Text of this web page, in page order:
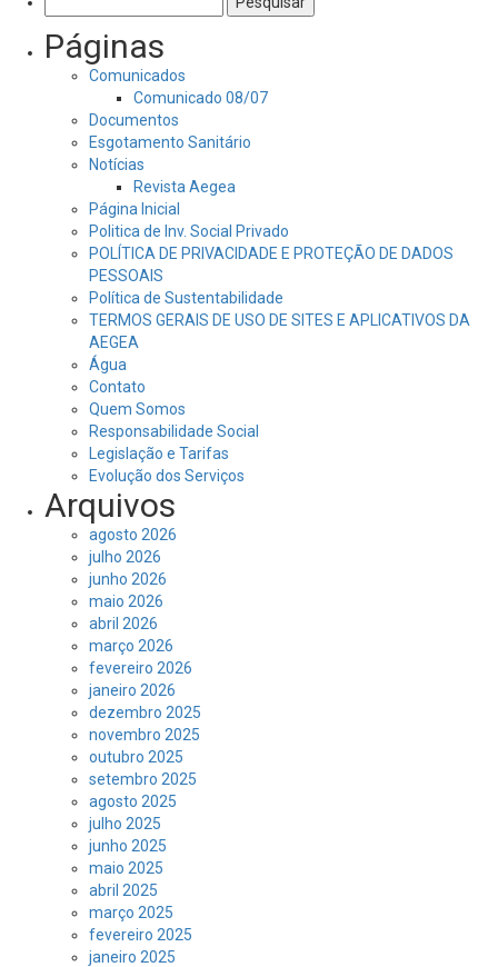
por:
Páginas
Comunicados
Comunicado 08/07
Documentos
Esgotamento Sanitário
Notícias
Revista Aegea
Página Inicial
Politica de Inv. Social Privado
POLÍTICA DE PRIVACIDADE E PROTEÇÃO DE DADOS
PESSOAIS
Política de Sustentabilidade
TERMOS GERAIS DE USO DE SITES E APLICATIVOS DA
AEGEA
Água
Contato
Quem Somos
Responsabilidade Social
Legislação e Tarifas
Evolução dos Serviços
Arquivos
agosto 2026
julho 2026
junho 2026
maio 2026
abril 2026
março 2026
fevereiro 2026
janeiro 2026
dezembro 2025
novembro 2025
outubro 2025
setembro 2025
agosto 2025
julho 2025
junho 2025
maio 2025
abril 2025
março 2025
fevereiro 2025
janeiro 2025